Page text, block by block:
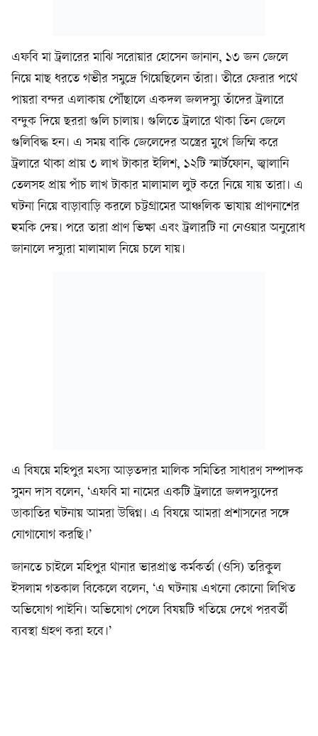
এফবি মা ট্রলারের মাঝি সরোয়ার হোসেন জানান, ১৩ জন জেলে
নিয়ে মাছ ধরতে গভীর সমুদ্রে গিয়েছিলেন তাঁরা। তীরে ফেরার পথে
পায়রা বন্দর এলাকায় পৌঁছালে একদল জলদস্যু তাঁদের ট্রলারে
বন্দুক দিয়ে ছররা গুলি চালায়। গুলিতে ট্রলারে থাকা তিন জেলে
গুলিবিদ্ধ হন। এ সময় বাকি জেলেদের অস্ত্রের মুখে জিম্মি করে
ট্রলারে থাকা প্রায় ৩ লাখ টাকার ইলিশ, ১২টি স্মার্টফোন, জ্বালানি
তেলসহ প্রায় পাঁচ লাখ টাকার মালামাল লুট করে নিয়ে যায় তারা। এ
ঘটনা নিয়ে বাড়াবাড়ি করলে চট্টগ্রামের আঞ্চলিক ভাষায় প্রাণনাশের
হুমকি দেয়। পরে তারা প্রাণ ভিক্ষা এবং ট্রলারটি না নেওয়ার অনুরোধ
জানালে দস্যুরা মালামাল নিয়ে চলে যায়।
এ বিষয়ে মহিপুর মৎস্য আড়তদার মালিক সমিতির সাধারণ সম্পাদক
সুমন দাস বলেন, ‘এফবি মা নামের একটি ট্রলারে জলদস্যুদের
ডাকাতির ঘটনায় আমরা উদ্বিগ্ন। এ বিষয়ে আমরা প্রশাসনের সঙ্গে
যোগাযোগ করছি।’
জানতে চাইলে মহিপুর থানার ভারপ্রাপ্ত কর্মকর্তা (ওসি) তরিকুল
ইসলাম গতকাল বিকেলে বলেন, ‘এ ঘটনায় এখনো কোনো লিখিত
অভিযোগ পাইনি। অভিযোগ পেলে বিষয়টি খতিয়ে দেখে পরবর্তী
ব্যবস্থা গ্রহণ করা হবে।’